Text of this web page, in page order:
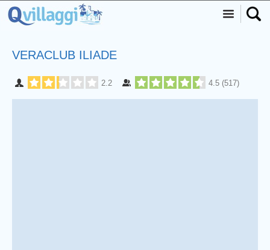
VERACLUB ILIADE
2.2 4.5 (517)